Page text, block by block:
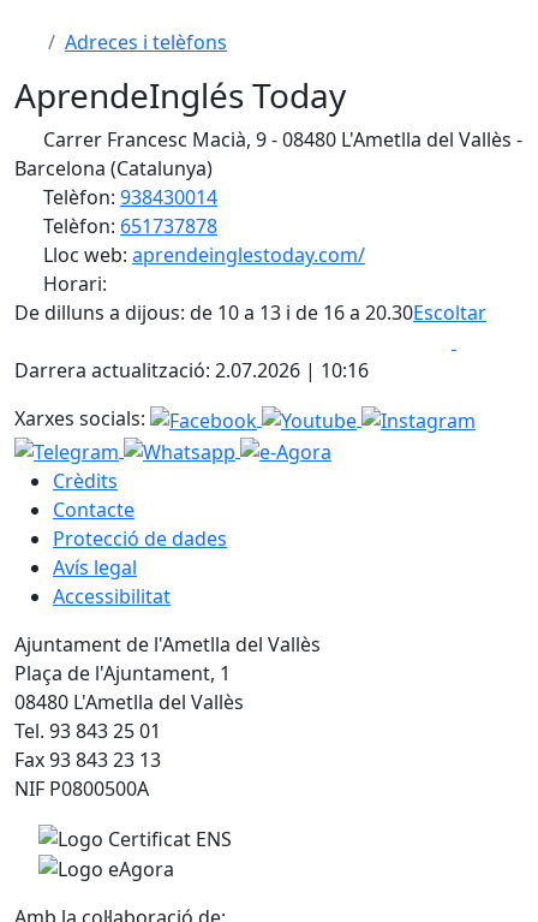
Adreces i telèfons
AprendeInglés Today
Carrer Francesc Macià, 9 - 08480 L'Ametlla del Vallès -
Barcelona (Catalunya)
Telèfon: 938430014
Telèfon: 651737878
Lloc web: aprendeinglestoday.com/
Horari:
De dilluns a dijous: de 10 a 13 i de 16 a 20.30Escoltar
Darrera actualització: 2.07.2026 | 10:16
Xarxes socials:
Crèdits
Contacte
Protecció de dades
Avís legal
Accessibilitat
Ajuntament de l'Ametlla del Vallès
Plaça de l'Ajuntament, 1
08480 L'Ametlla del Vallès
Tel. 93 843 25 01
Fax 93 843 23 13
NIF P0800500A